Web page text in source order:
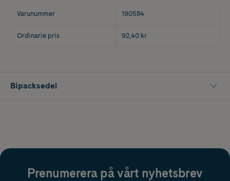
Varunummer 190584
Ordinarie pris 92,40 kr
Bipacksedel
Prenumerera på vårt nyhetsbrev